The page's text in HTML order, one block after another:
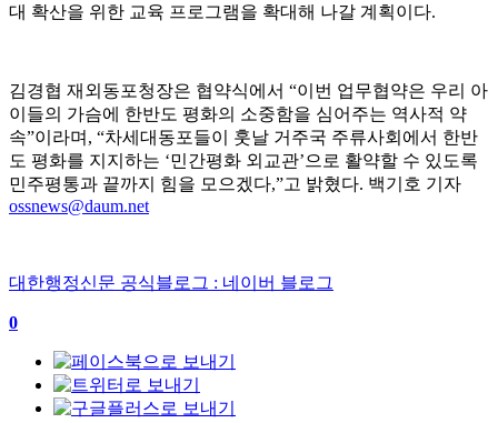
대 확산을 위한 교육 프로그램을 확대해 나갈 계획이다.
김경협 재외동포청장은 협약식에서 “이번 업무협약은 우리 아
이들의 가슴에 한반도 평화의 소중함을 심어주는 역사적 약
속”이라며 , “차세대동포들이 훗날 거주국 주류사회에서 한반
도 평화를 지지하는 ‘민간평화 외교관’으로 활약할 수 있도록
민주평통과 끝까지 힘을 모으겠다,”고 밝혔다. 백기호 기자
ossnews@daum.net
대한행정신문 공식블로그 : 네이버 블로그
0